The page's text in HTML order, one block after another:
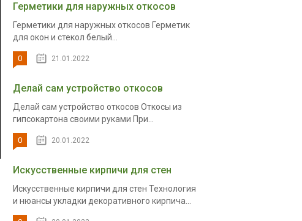
Герметики для наружных откосов
Герметики для наружных откосов Герметик
для окон и стекол белый...
0 21.01.2022
Делай сам устройство откосов
Делай сам устройство откосов Откосы из
гипсокартона своими руками При...
0 20.01.2022
Искусственные кирпичи для стен
Искусственные кирпичи для стен Технология
и нюансы укладки декоративного кирпича...